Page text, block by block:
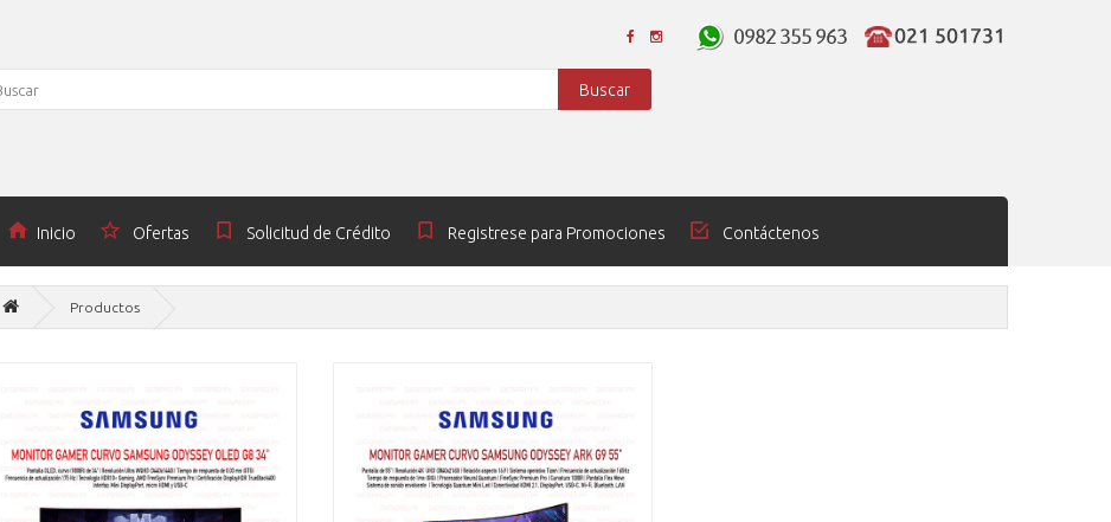
Buscar
Inicio Ofertas Solicitud de Crédito Registrese para Promociones Contáctenos
Productos